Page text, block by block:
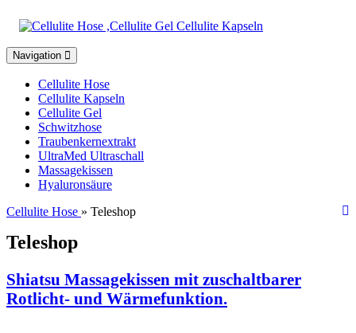
Toggle
navigation
Navigation
Cellulite Hose
Cellulite Kapseln
Cellulite Gel
Schwitzhose
Traubenkernextrakt
UltraMed Ultraschall
Massagekissen
Hyaluronsäure
Cellulite Hose » Teleshop
Teleshop
Shiatsu Massagekissen mit zuschaltbarer
Rotlicht- und Wärmefunktion.